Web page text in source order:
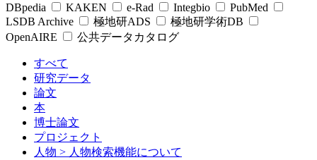
DBpedia
KAKEN e-Rad Integbio
PubMed
LSDB Archive
極地研ADS
極地研学術DB
OpenAIRE
公共データカタログ
すべて
研究データ
論文
本
博士論文
プロジェクト
人物 > 人物検索機能について